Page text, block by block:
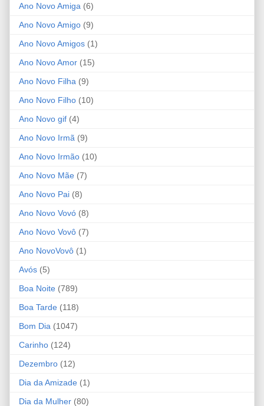
Ano Novo Amiga (6)
Ano Novo Amigo (9)
Ano Novo Amigos (1)
Ano Novo Amor (15)
Ano Novo Filha (9)
Ano Novo Filho (10)
Ano Novo gif (4)
Ano Novo Irmã (9)
Ano Novo Irmão (10)
Ano Novo Mãe (7)
Ano Novo Pai (8)
Ano Novo Vovó (8)
Ano Novo Vovô (7)
Ano NovoVovô (1)
Avós (5)
Boa Noite (789)
Boa Tarde (118)
Bom Dia (1047)
Carinho (124)
Dezembro (12)
Dia da Amizade (1)
Dia da Mulher (80)